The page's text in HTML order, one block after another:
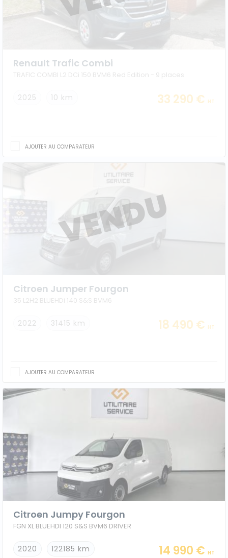
Renault Trafic Combi
TRAFIC COMBI L2 DCi 150 BVM6 Red Edition - 9 places
2025 10 km 33 290 € HT
AJOUTER AU COMPARATEUR
Citroen Jumper Fourgon
35 L2H2 BLUEHDi 140 S&S BVM6
2022 31415 km 18 490 € HT
AJOUTER AU COMPARATEUR
Citroen Jumpy Fourgon
FGN XL BLUEHDI 120 S&S BVM6 DRIVER
2020 122185 km 14 990 € HT